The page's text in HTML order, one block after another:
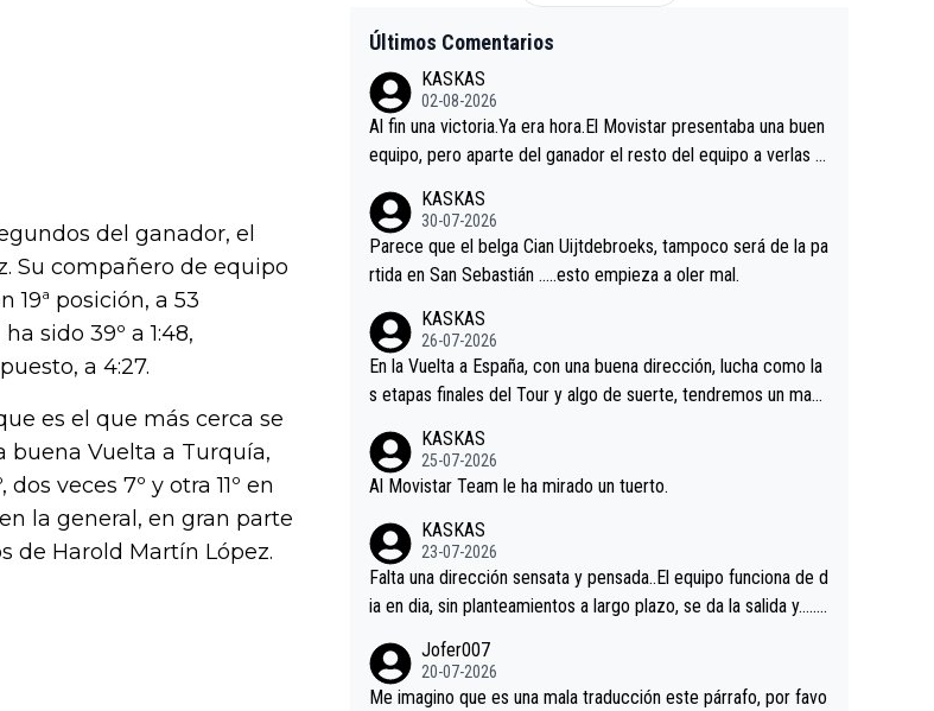
del ganador, el
Su compañero de equipo
posición, a 53
sido 39º a 1:48,
a 4:27.
es el que más cerca se
buena Vuelta a Turquía,
veces 7º y otra 11º en
la general, en gran parte
de Harold Martín López.
Últimos Comentarios
KASKAS
02-08-2026
Al fin una victoria.Ya era hora.El Movistar presentaba una buen
equipo, pero aparte del ganador el resto del equipo a verlas v
es.La única buena noticia es la mejoría de Enric Más en San S
ebastian.Si en la Vuelta a Burgos sigue la mejoría, podríamos t
ener alguna sorpresa en la Vuelta.Ojalá.
KASKAS
30-07-2026
Parece que el belga Cian Uijtdebroeks, tampoco será de la pa
rtida en San Sebastián …..esto empieza a oler mal.
KASKAS
26-07-2026
En la Vuelta a España, con una buena dirección, lucha como la
s etapas finales del Tour y algo de suerte, tendremos un magn
KASKAS
25-07-2026
Al Movistar Team le ha mirado un tuerto.
KASKAS
23-07-2026
Falta una dirección sensata y pensada..El equipo funciona de d
ia en dia, sin planteamientos a largo plazo, se da la salida y…..v
a, Minguez, Velez etc etc.Me da pena vivir estos momentos t
an tristes sin victorias.
Jofer007
20-07-2026
Me imagino que es una mala traducción este párrafo, por favo